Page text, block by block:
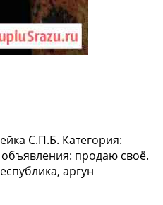
С.П.Б. Категория:
продаю своё.
аргун